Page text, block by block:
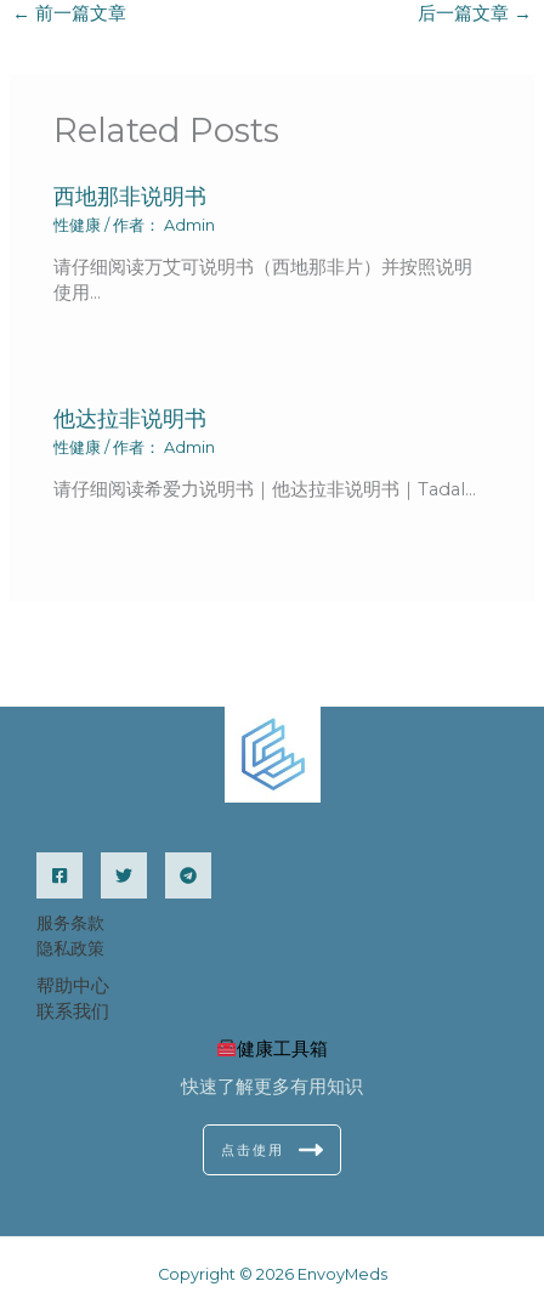
← 前一篇文章 后一篇文章 →
Related Posts
西地那非说明书
性健康 / 作者： Admin
请仔细阅读万艾可说明书（西地那非片）并按照说明
使用…
他达拉非说明书
性健康 / 作者： Admin
请仔细阅读希爱力说明书｜他达拉非说明书｜Tadal…
服务条款
隐私政策
帮助中心
联系我们
健康工具箱
快速了解更多有用知识
点击使用
Copyright © 2026 EnvoyMeds